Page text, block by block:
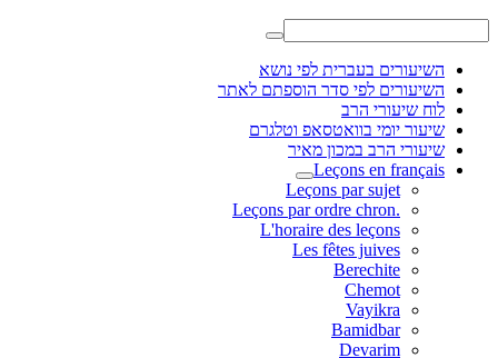
השיעורים בעברית לפי נושא
השיעורים לפי סדר הוספתם לאתר
לוח שיעורי הרב
שיעור יומי בוואטסאפ וטלגרם
שיעורי הרב במכון מאיר
Leçons en français
Leçons par sujet
.Leçons par ordre chron
L'horaire des leçons
Les fêtes juives
Berechite
Chemot
Vayikra
Bamidbar
Devarim